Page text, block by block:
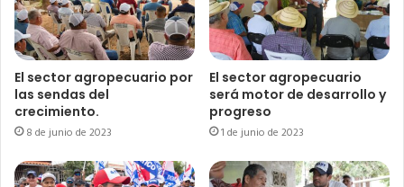
El sector agropecuario por
las sendas del
crecimiento.
8 de junio de 2023
El sector agropecuario
será motor de desarrollo y
progreso
1 de junio de 2023